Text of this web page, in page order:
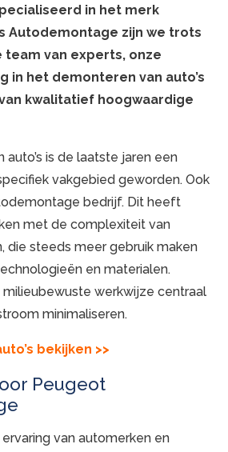
in het merk
Autodemontage zijn we trots
van experts, onze
in het demonteren van auto’s
kwalitatief hoogwaardige
is de laatste jaren een
vakgebied geworden. Ook
bedrijf. Dit heeft
met de complexiteit van
die steeds meer gebruik maken
en materialen.
milieubewuste werkwijze centraal
minimaliseren.
bekijken >>
Peugeot
van automerken en